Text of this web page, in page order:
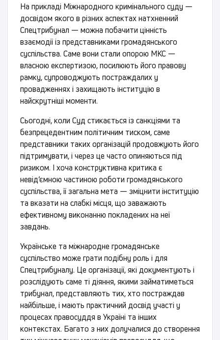
На прикладі Міжнародного кримінального суду —
досвідом якого в різних аспектах натхненний
Спецтрибунал — можна побачити цінність
взаємодії із представниками громадянського
суспільства. Саме вони стали опорою МКС —
власною експертизою, посилюють його правову
рамку, супроводжують постраждалих у
провадженнях і захищають інституцію в
найскрутніші моменти.
Сьогодні, коли Суд стикається із санкціями та
безпрецедентним політичним тиском, саме
представники таких організацій продовжують його
підтримувати, і через це часто опиняються під
ризиком. І хоча конструктивна критика є
невід’ємною частиною роботи громадянського
суспільства, її загальна мета — зміцнити інституцію
та вказати на слабкі місця, що заважають
ефективному виконанню покладених на неї
завдань.
Українське та міжнародне громадянське
суспільство може грати подібну роль і для
Спецтрибуналу. Це організації, які документують і
розслідують саме ті діяння, якими займатиметься
трибунал, представляють тих, хто постраждав
найбільше, і мають практичний досвід участі у
процесах правосуддя в Україні та інших
контекстах. Багато з них долучалися до створення